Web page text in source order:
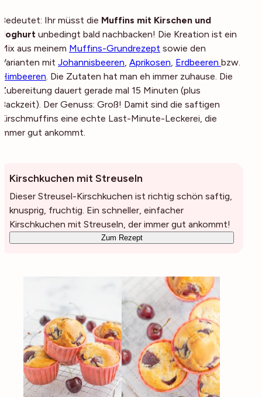
Bedeutet: Ihr müsst die Muffins mit Kirschen und
Joghurt unbedingt bald nachbacken! Die Kreation ist ein
Mix aus meinem Muffins-Grundrezept sowie den
Varianten mit Johannisbeeren, Aprikosen, Erdbeeren bzw.
Himbeeren. Die Zutaten hat man eh immer zuhause. Die
Zubereitung dauert gerade mal 15 Minuten (plus
Backzeit). Der Genuss: Groß! Damit sind die saftigen
Kirschmuffins eine echte Last-Minute-Leckerei, die
immer gut ankommt.
Kirschkuchen mit Streuseln
Dieser Streusel-Kirschkuchen ist richtig schön saftig,
knusprig, fruchtig. Ein schneller, einfacher
Kirschkuchen mit Streuseln, der immer gut ankommt!
Zum Rezept